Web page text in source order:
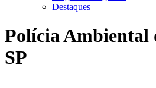
Destaques
Polícia Ambiental
SP